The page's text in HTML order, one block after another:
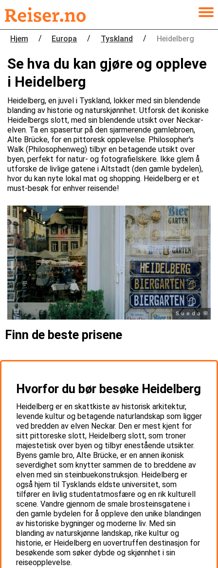
Hjem / Europa / Tyskland / Heidelberg
Se hva du kan gjøre og oppleve
i Heidelberg
Heidelberg, en juvel i Tyskland, lokker med sin blendende
blanding av historie og naturskjønnhet. Utforsk det ikoniske
Heidelbergs slott, med sin blendende utsikt over Neckar-
elven. Ta en spasertur på den sjarmerende gamlebroen,
Alte Brücke, for en pittoresk opplevelse. Philosopher's
Walk (Philosophenweg) tilbyr en betagende utsikt over
byen, perfekt for natur- og fotografielskere. Ikke glem å
utforske de livlige gatene i Altstadt (den gamle bydelen),
hvor du kan nyte lokal mat og shopping. Heidelberg er et
must-besøk for enhver reisende!
Ｓｕｅｄａ 🌸
Finn de beste prisene
Hvorfor du bør besøke Heidelberg
Heidelberg er en skattkiste av historisk arkitektur,
levende kultur og betagende naturlandskap som ligger
ved bredden av elven Neckar. Den er mest kjent for
sitt pittoreske slott, Heidelberg slott, som troner
majestetisk over byen og tilbyr enestående utsikter.
Byens gamle bro, Alte Brücke, er en annen ikonisk
severdighet som knytter sammen de to breddene av
elven med sin steinbuekonstruksjon. Heidelberg er
også hjem til Tysklands eldste universitet, som
tilfører en livlig studentatmosfære og en rik kulturell
scene. Vandre gjennom de smale brosteinsgatene i
den gamle bydelen for å oppleve den unike blandingen
av historiske bygninger og moderne liv. Med sin
blanding av naturskjønne landskap, rike kultur og
historie, er Heidelberg en uovertruffen destinasjon for
besøkende som søker dybde og skjønnhet i sin
reiseopplevelse.